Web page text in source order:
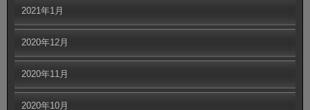
2021年1月
2020年12月
2020年11月
2020年10月